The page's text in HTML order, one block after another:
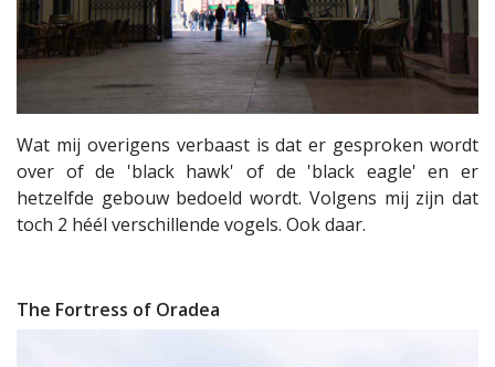
Wat mij overigens verbaast is dat er gesproken wordt
over of de 'black hawk' of de 'black eagle' en er
hetzelfde gebouw bedoeld wordt. Volgens mij zijn dat
toch 2 héél verschillende vogels. Ook daar.
The Fortress of Oradea